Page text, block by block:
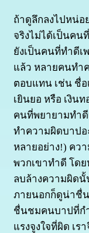
ถ้าดูลึกลงไปหน่อ
จริงไม่ได้เป็นคน
ยังเป็นคนที่ทำดีเ
แล้ว หลายคนทำ
ตอบแทน เช่น ชื่อ
เยินยอ หรือ เงิน
คนที่พยายามทำดี
ทำความผิดบาปอ
หลายอย่าง!) คว
พวกเขาทำดี โด
ลบล้างความผิด
ภายนอกก็ดูน่าชื่
ชื่นชมคนบาปที่ก
แรงจูงใจที่ผิด เร